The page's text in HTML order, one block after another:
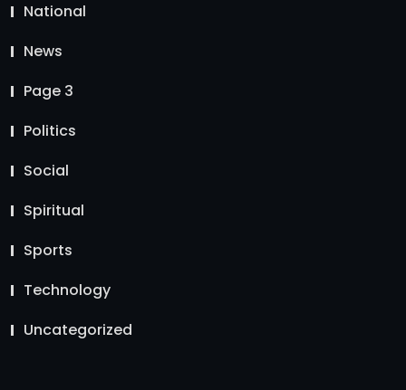
National
News
Page 3
Politics
Social
Spiritual
Sports
Technology
Uncategorized